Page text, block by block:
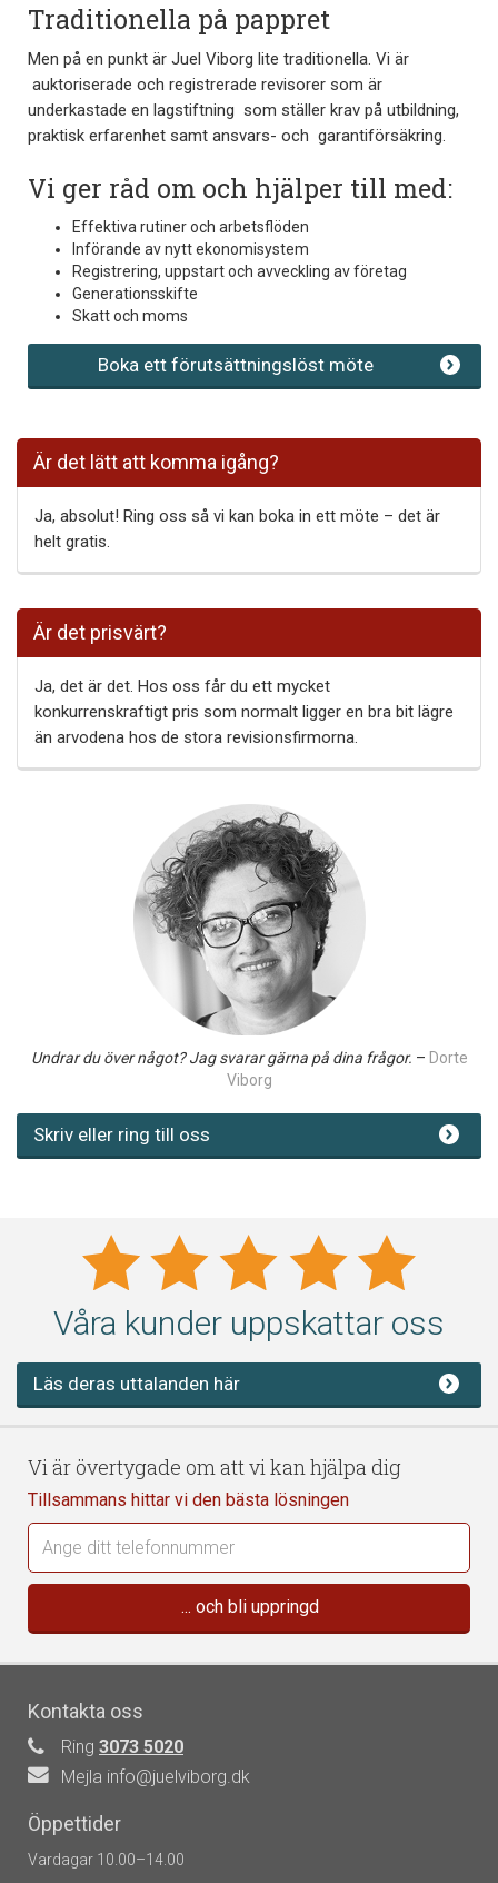
Traditionella på pappret
Men på en punkt är Juel Viborg lite traditionella. Vi är
auktoriserade och registrerade revisorer som är
underkastade en lagstiftning som ställer krav på utbildning,
praktisk erfarenhet samt ansvars- och garantiförsäkring.
Vi ger råd om och hjälper till med:
Effektiva rutiner och arbetsflöden
Införande av nytt ekonomisystem
Registrering, uppstart och avveckling av företag
Generationsskifte
Skatt och moms
Boka ett förutsättningslöst möte
Är det lätt att komma igång?
Ja, absolut! Ring oss så vi kan boka in ett möte – det är
helt gratis.
Är det prisvärt?
Ja, det är det. Hos oss får du ett mycket
konkurrenskraftigt pris som normalt ligger en bra bit lägre
än arvodena hos de stora revisionsfirmorna.
Undrar du över något? Jag svarar gärna på dina frågor. – Dorte
Viborg
Skriv eller ring till oss
Våra kunder uppskattar oss
Läs deras uttalanden här
Vi är övertygade om att vi kan hjälpa dig
Tillsammans hittar vi den bästa lösningen
Kontakta oss
Ring 3073 5020
Mejla info@juelviborg.dk
Öppettider
Vardagar 10.00–14.00